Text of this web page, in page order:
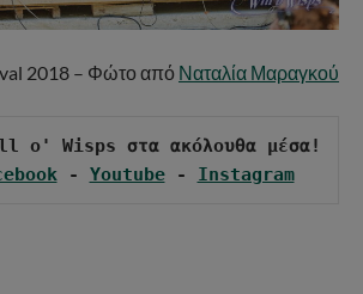
2018 – Φώτο από Ναταλία Μαραγκού
- Youtube - Instagram